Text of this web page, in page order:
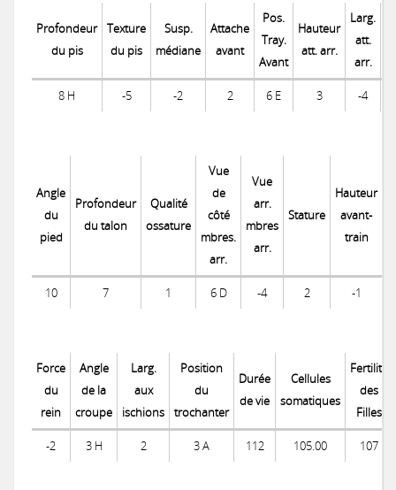
Profondeur
du pis
Texture
du pis
Susp.
médiane
Attache
avant
Pos.
Tray.
Avant
Hauteur
att. arr.
Larg.
att.
arr.
8 H -5 -2 2 6 E 3 -4
Angle
du
pied
Profondeur
du talon
Qualité
ossature
Vue
de
côté
mbres.
arr.
Vue
arr.
mbres
arr.
Stature
Hauteur
avant-
train
10 7 1 6 D -4 2 -1
Force
du
rein
Angle
de la
croupe
Larg.
aux
ischions
Position
du
trochanter
Durée
de vie
Cellules
somatiques
Fertilité
des
Filles
-2 3 H 2 3 A 112 105.00 107